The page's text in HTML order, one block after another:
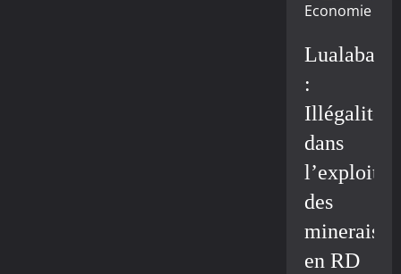
Economie
Lualaba
:
Illégalité
dans
des
minerais
en RD